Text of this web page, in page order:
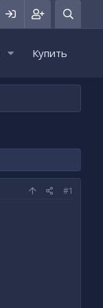
Купить
#1